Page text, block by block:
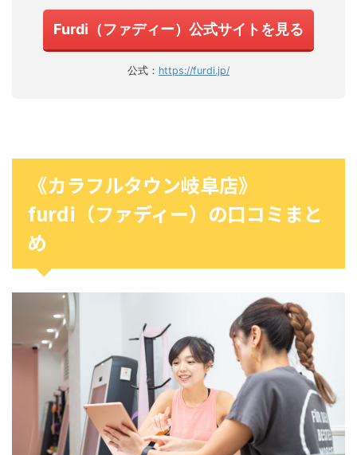
Furdi（ファディー）公式サイトを見る
公式： https://furdi.jp/
《カラフルタウン岐阜店》
furdi（ファディー）の口コミまと
め